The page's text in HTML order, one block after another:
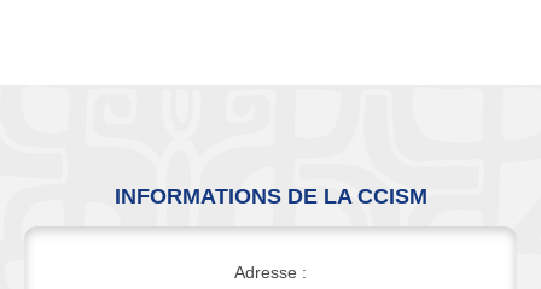
INFORMATIONS DE LA CCISM
Adresse :